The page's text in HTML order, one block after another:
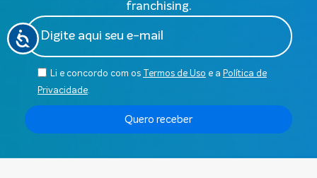
franchising.
Li e concordo com os Termos de Uso e a Política de
Privacidade.
Quero receber